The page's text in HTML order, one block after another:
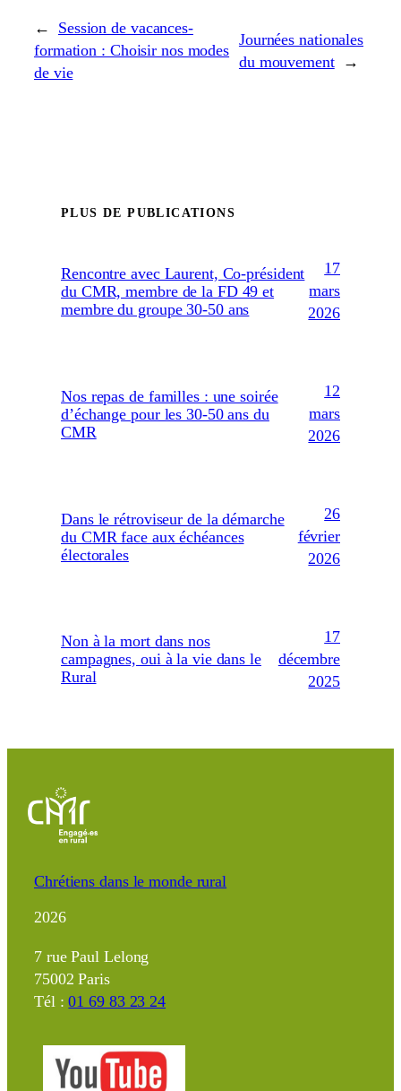
←
Session de vacances-
formation : Choisir nos modes
de vie
Journées nationales
du mouvement
→
PLUS DE PUBLICATIONS
Rencontre avec Laurent, Co-président
du CMR, membre de la FD 49 et
membre du groupe 30-50 ans
17
mars
2026
Nos repas de familles : une soirée
d’échange pour les 30-50 ans du
CMR
12
mars
2026
Dans le rétroviseur de la démarche
du CMR face aux échéances
électorales
26
février
2026
Non à la mort dans nos
campagnes, oui à la vie dans le
Rural
17
décembre
2025
Chrétiens dans le monde rural
2026
7 rue Paul Lelong
75002 Paris
Tél :01 69 83 23 24